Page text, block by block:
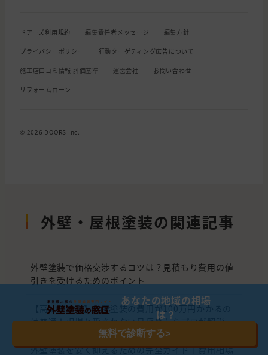
ドアーズ利用規約 編集責任者メッセージ 編集方針
プライバシーポリシー 行動ターゲティング広告について
施工店口コミ情報 評価基準 運営会社 お問い合わせ
リフォームローン
© 2026 DOORS Inc.
外壁・屋根塗装の関連記事
外壁塗装で価格交渉するコツは？見積もり費用の値
引きを受けるためのポイント
【高すぎる？】外壁塗装の費用が100万円かかるの
は普通！相場と騙されない見極め方をプロが解説
外壁塗装を安く抑えるための完全ガイド｜費用相場
あなたの地域の相場
は？
無料で診断する>